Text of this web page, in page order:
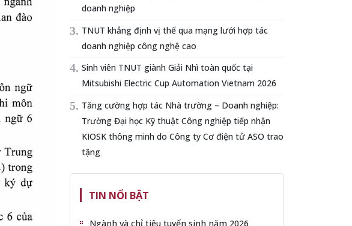
doanh nghiệp
TNUT khẳng định vị thế qua mạng lưới hợp tác
doanh nghiệp công nghệ cao
Sinh viên TNUT giành Giải Nhì toàn quốc tại
Mitsubishi Electric Cup Automation Vietnam 2026
Tăng cường hợp tác Nhà trường – Doanh nghiệp:
Trường Đại học Kỹ thuật Công nghiệp tiếp nhận
KIOSK thông minh do Công ty Cơ điện tử ASO trao
tặng
TIN NỔI BẬT
Ngành và chỉ tiêu tuyển sinh năm 2026